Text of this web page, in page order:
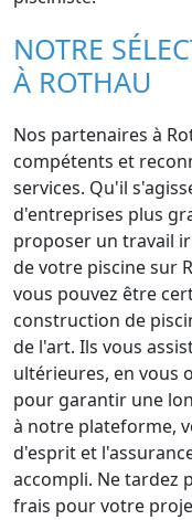
NOTRE
À ROTHAU
Nos partenaires à
compétents et
services. Qu'il
d'entreprises plus
proposer un travail
de votre piscine sur
vous pouvez être
construction de
de l'art. Ils vous
ultérieures, en vous
pour garantir une
à notre plateforme,
d'esprit et
accompli. Ne tardez
frais pour votre